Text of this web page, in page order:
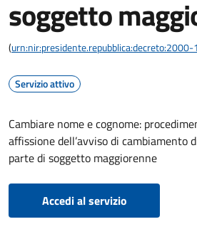
soggetto
(
Servizio attivo
Cambiare nome e cognome:
affissione dell’avviso di cambiamento
parte di soggetto maggiorenne
Accedi al servizio